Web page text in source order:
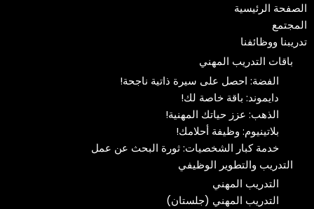
الصفحة الرئيسية
المجتمع
تدريبنا ووظائفنا
باقات التدريب المهني
الفضة: احصل على سيرة ذاتية ناجحة!
دايموند: باقة خاصة لك!
الذهب: عزز حياتك المهنية!
بلاتينيوم: وظيفة أحلامك!
خدمة كبار الشخصيات: ثورة البحث عن عمل
التدريب والتطوير الوظيفي
التدريب المهني
التدريب المهني (جلستان)